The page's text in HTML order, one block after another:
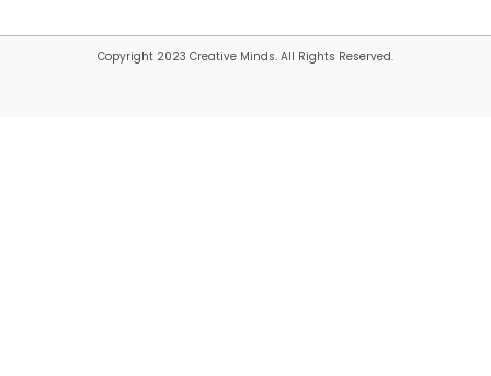
Copyright 2023 Creative Minds. All Rights Reserved.